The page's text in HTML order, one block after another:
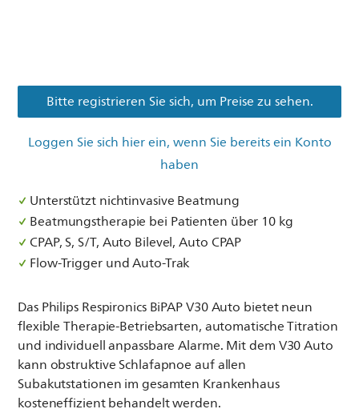
Unterstützt nichtinvasive Beatmung
Beatmungstherapie bei Patienten über 10 kg
CPAP, S, S/T, Auto Bilevel, Auto CPAP
Flow-Trigger und Auto-Trak
Das Philips Respironics BiPAP V30 Auto bietet neun
flexible Therapie-Betriebsarten, automatische Titration
und individuell anpassbare Alarme. Mit dem V30 Auto
kann obstruktive Schlafapnoe auf allen
Subakutstationen im gesamten Krankenhaus
kosteneffizient behandelt werden.
Bitte registrieren Sie sich, um Preise zu sehen.
Loggen Sie sich hier ein, wenn Sie bereits ein Konto
haben